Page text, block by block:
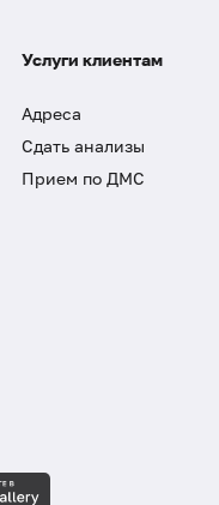
Услуги клиентам
Адреса
Сдать анализы
Прием по ДМС